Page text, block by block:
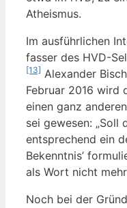
Atheismus.
Im aus­führ­li­chen
fas­ser des HVD-
[13] Alex­an­der
Febru­ar 2016 wird
einen ganz
sei gewe­sen:
entspre­chend ein
Bekennt­nis’
als Wort nicht
Noch bei der